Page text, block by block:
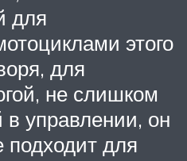
для
этого
для
не слишком
управлении, он
подходит для